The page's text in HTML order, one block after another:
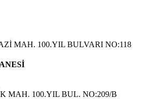
MAH. 100.YIL BULVARI NO:118
MAH. 100.YIL BUL. NO:209/B